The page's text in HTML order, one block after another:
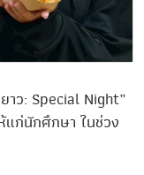
าว: Special Night”
แก่นักศึกษา ในช่วง